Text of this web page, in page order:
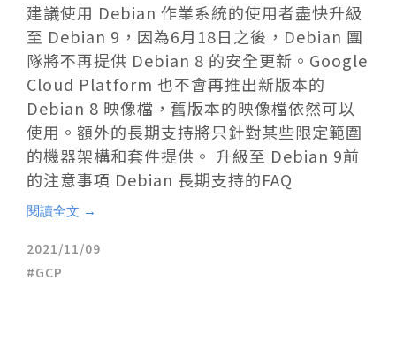
建議使用 Debian 作業系統的使用者盡快升級
至 Debian 9，因為6月18日之後，Debian 團
隊將不再提供 Debian 8 的安全更新。Google
Cloud Platform 也不會再推出新版本的
Debian 8 映像檔，舊版本的映像檔依然可以
使用。額外的長期支持將只針對某些限定範圍
的機器架構和套件提供。 升級至 Debian 9前
的注意事項 Debian 長期支持的FAQ
閱讀全文 →
2021/11/09
GCP